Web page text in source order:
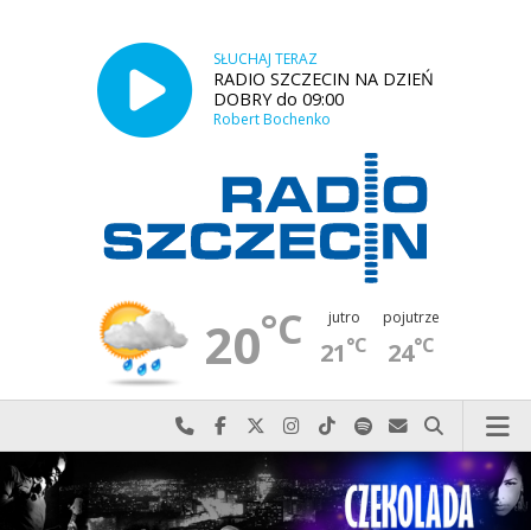
SŁUCHAJ TERAZ
RADIO SZCZECIN NA DZIEŃ
DOBRY do 09:00
Robert Bochenko
20°C jutro
21°C
pojutrze
24°C
Najlepiej po prostu do nas zadzwoń
Odwiedź nas na Facebook-u
Odwiedź nas na X
Odwiedź nas na Instagram-ie
Odwiedź nas na TikTok-u
Szukaj nas na Spotify
Wyślij do nas
Szukaj